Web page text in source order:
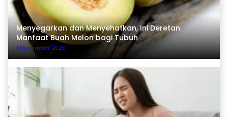
Menyegarkan dan Menyehatkan, Ini Deretan
Manfaat Buah Melon bagi Tubuh
1 November 2025